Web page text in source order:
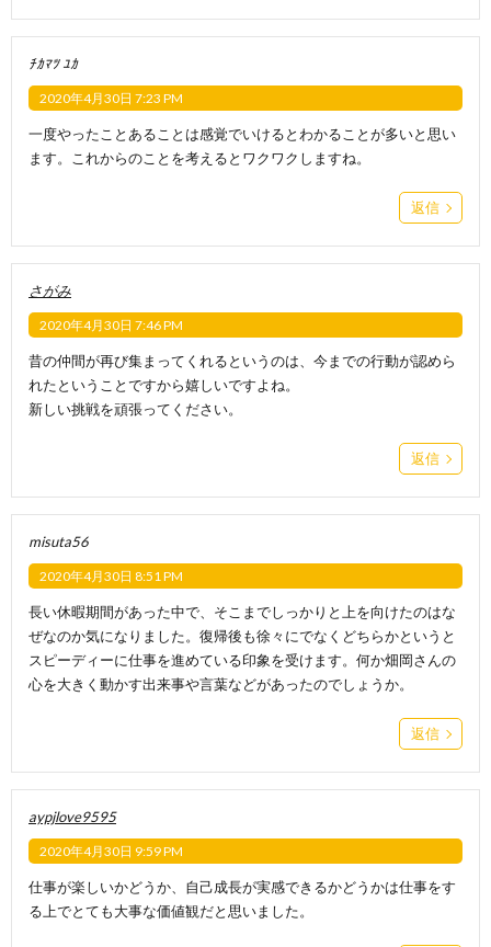
ﾁｶﾏﾂ ﾕｶ
2020年4月30日 7:23 PM
一度やったことあることは感覚でいけるとわかることが多いと思い
ます。これからのことを考えるとワクワクしますね。
返信
さがみ
2020年4月30日 7:46 PM
昔の仲間が再び集まってくれるというのは、今までの行動が認めら
れたということですから嬉しいですよね。
新しい挑戦を頑張ってください。
返信
misuta56
2020年4月30日 8:51 PM
長い休暇期間があった中で、そこまでしっかりと上を向けたのはな
ぜなのか気になりました。復帰後も徐々にでなくどちらかというと
スピーディーに仕事を進めている印象を受けます。何か畑岡さんの
心を大きく動かす出来事や言葉などがあったのでしょうか。
返信
aypjlove9595
2020年4月30日 9:59 PM
仕事が楽しいかどうか、自己成長が実感できるかどうかは仕事をす
る上でとても大事な価値観だと思いました。